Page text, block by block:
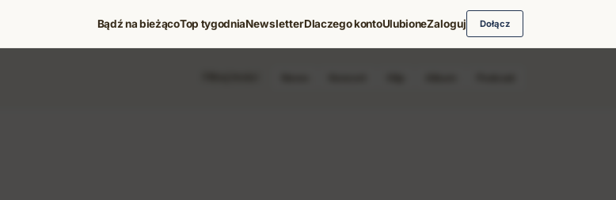
Bądź na bieżącoTop tygodniaNewsletterDlaczego kontoUlubioneZaloguj Dołącz